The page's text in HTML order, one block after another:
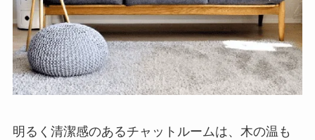
明るく清潔感のあるチャットルームは、木の温も